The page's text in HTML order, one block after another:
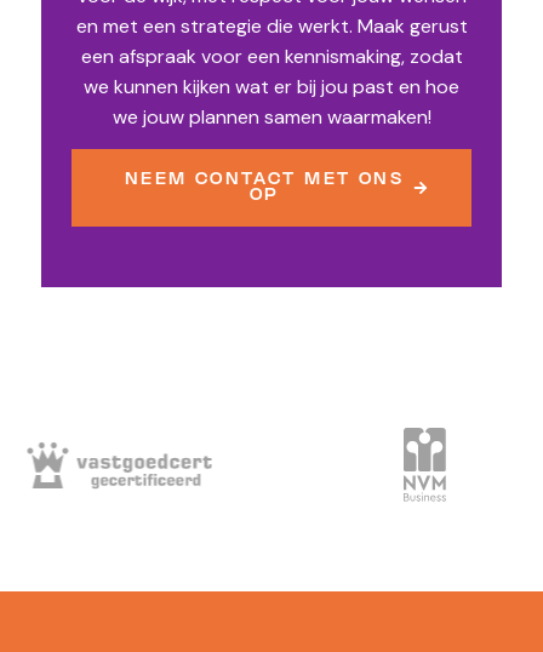
en met een strategie die werkt. Maak gerust
een afspraak voor een kennismaking, zodat
we kunnen kijken wat er bij jou past en hoe
we jouw plannen samen waarmaken!
NEEM CONTACT MET ONS
OP